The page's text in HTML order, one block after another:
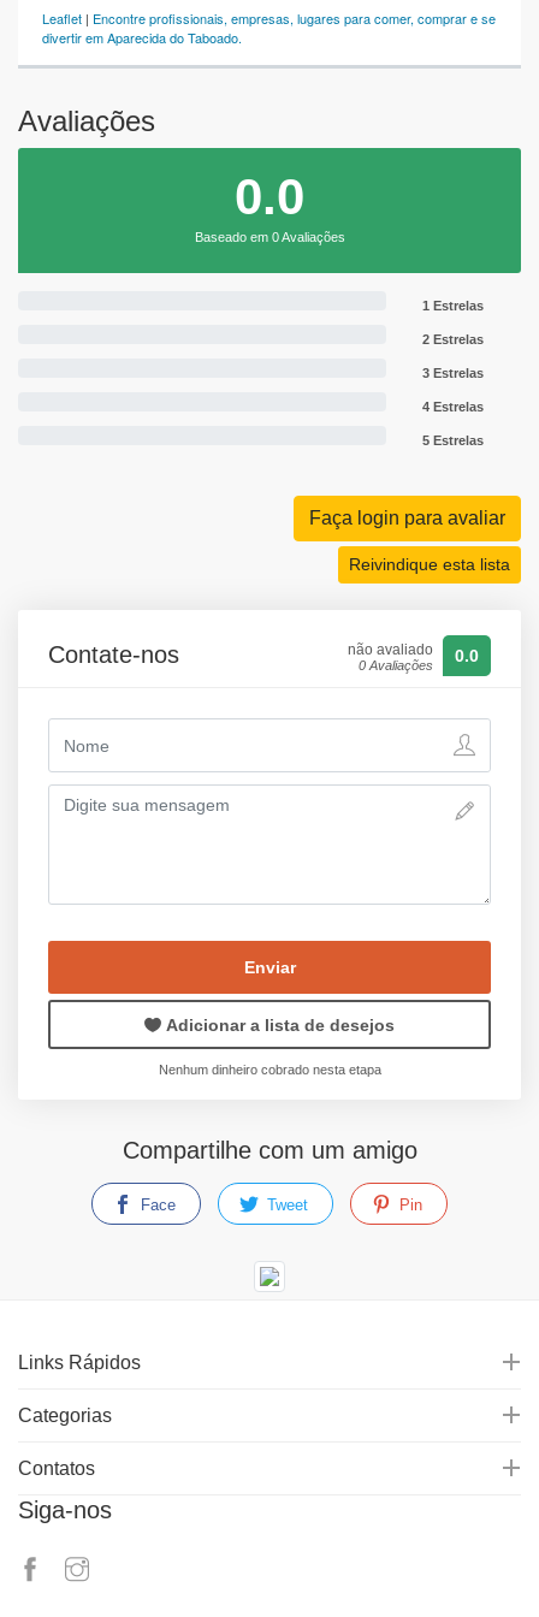
Leaflet | Encontre profissionais, empresas, lugares para comer, comprar e se
divertir em Aparecida do Taboado.
Avaliações
0.0
Baseado em 0 Avaliações
1 Estrelas
2 Estrelas
3 Estrelas
4 Estrelas
5 Estrelas
Faça login para avaliar
Reivindique esta lista
Contate-nos não avaliado
0 Avaliações 0.0
Enviar
Adicionar a lista de desejos
Nenhum dinheiro cobrado nesta etapa
Compartilhe com um amigo
Face Tweet Pin
Links Rápidos
Categorias
Contatos
Siga-nos